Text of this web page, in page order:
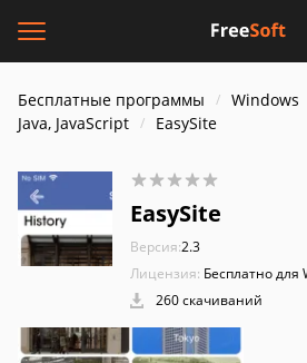
Бесплатные программы Windows
Java, JavaScript
EasySite
EasySite
Версия:2.3
Лицензия: Бесплатно для
260 скачиваний